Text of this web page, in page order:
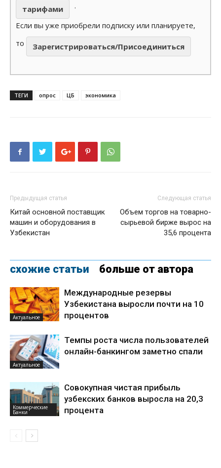
тарифами
.
Если вы уже приобрели подписку или планируете,
то
Зарегистрироваться/Присоединиться
ТЕГИ опрос ЦБ экономика
Предыдущая статья
Китай основной поставщик
машин и оборудования в
Узбекистан
Следующая статья
Объем торгов на товарно-
сырьевой бирже вырос на
35,6 процента
схожие статьи больше от автора
Актуальное
Международные резервы
Узбекистана выросли почти на 10
процентов
Актуальное
Темпы роста числа пользователей
онлайн-банкингом заметно спали
Коммерческие
Банки
Совокупная чистая прибыль
узбекских банков выросла на 20,3
процента